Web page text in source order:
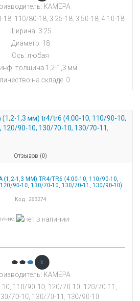
КАМЕРА
110/80-18, 3.25-18, 3.50-18, 4.10-18
Ширина: 3.25
Диаметр: 18
Ось: любая
толщина 1,2-1,3 мм
на складе: 0
Отзывов (0)
1,3 ММ) TR4/TR6 (4.00-10, 110/90-10,
90-10, 130/70-10, 130/70-11, 130/90-10)
Код: 263274
:
x
КАМЕРА
110/90-10, 120/70-10, 120/70-11,
70-10, 130/70-11, 130/90-10